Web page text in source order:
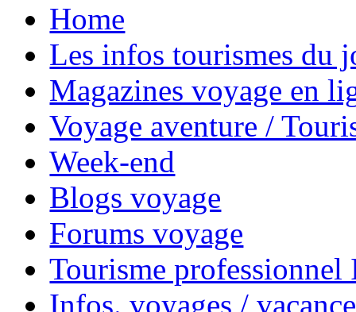
Home
Les infos tourismes du
Magazines voyage en
Voyage aventure /
Week-end
Blogs voyage
Forums voyage
Tourisme
Infos. voyages /